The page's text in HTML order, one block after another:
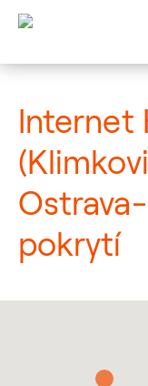
Internet
pokrytí
: Mapa pokrytí město